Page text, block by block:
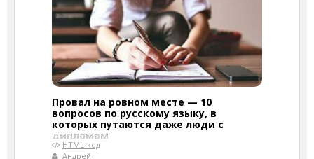
Провал на ровном месте — 10
вопросов по русскому языку, в
которых путаются даже люди с
дипломом
HTML-код
Андрей